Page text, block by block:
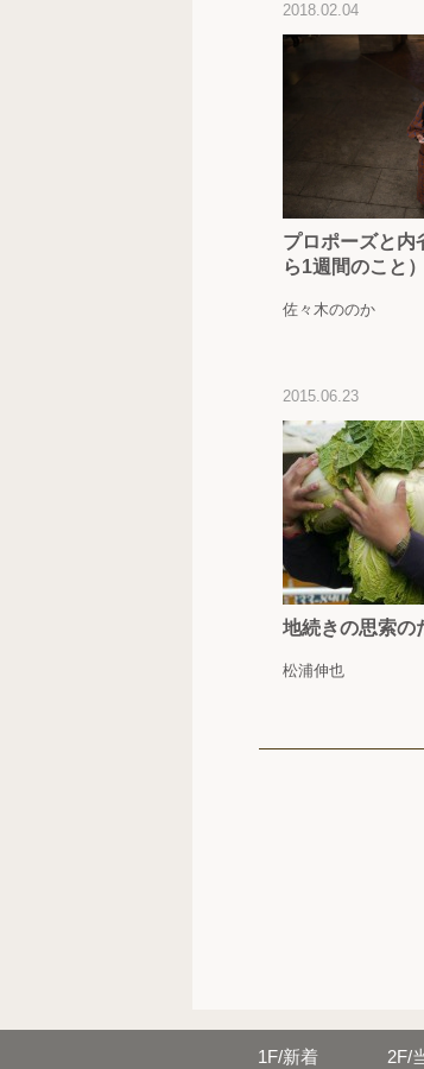
2018.02.04
プロポーズと内
ら1週間のこと）
佐々木ののか
2015.06.23
地続きの思索の
松浦伸也
1F/新着 2F/